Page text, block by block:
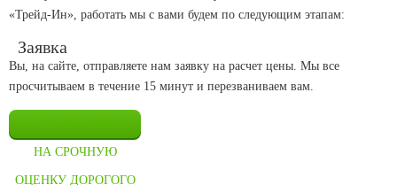
«Трейд-Ин», работать мы с вами будем по следующим этапам:
Заявка
Вы, на сайте, отправляете нам заявку на расчет цены. Мы все
просчитываем в течение 15 минут и перезваниваем вам.
НА СРОЧНУЮ
ОЦЕНКУ ДОРОГОГО